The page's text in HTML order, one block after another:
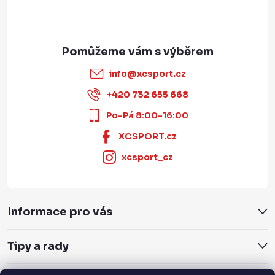
info@xcsport.cz
+420 732 655 668
Po-Pá 8:00-16:00
XCSPORT.cz
xcsport_cz
Informace pro vás
Tipy a rady